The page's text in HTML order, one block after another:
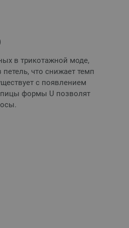
в трикотажной моде,
что снижает темп
с появлением
формы U позволят